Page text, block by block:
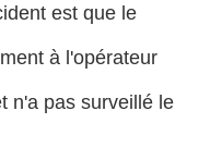
est que le
à l'opérateur
n'a pas surveillé le